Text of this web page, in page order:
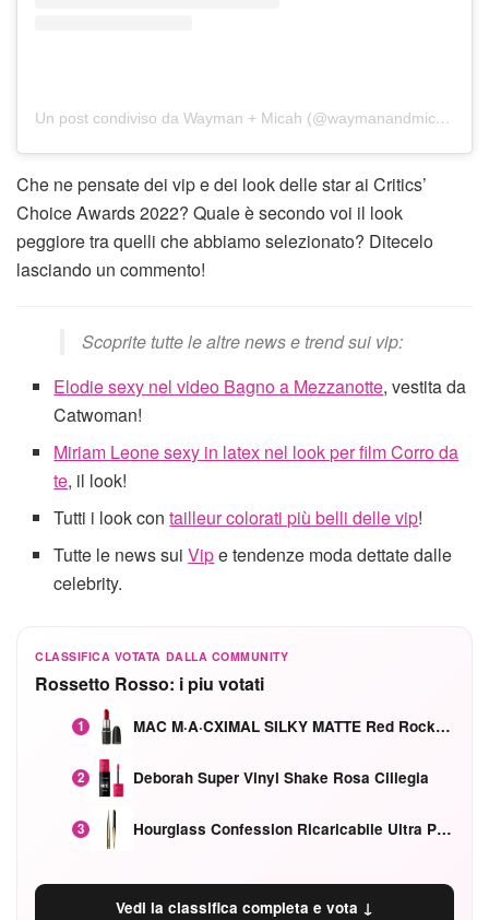
Un post condiviso da Wayman + Micah (@waymanandmicah)
Che ne pensate dei vip e dei look delle star ai Critics’
Choice Awards 2022? Quale è secondo voi il look
peggiore tra quelli che abbiamo selezionato? Ditecelo
lasciando un commento!
Scoprite tutte le altre news e trend sui vip:
Elodie sexy nel video Bagno a Mezzanotte, vestita da
Catwoman!
Miriam Leone sexy in latex nel look per film Corro da
te, il look!
Tutti i look contailleur colorati più belli delle vip!
Tutte le news suiVipe tendenze moda dettate dalle
celebrity.
CLASSIFICA VOTATA DALLA COMMUNITY
Rossetto Rosso: i piu votati
1 MAC M·A·CXIMAL SILKY MATTE Red Rock mat
2 Deborah Super Vinyl Shake Rosa Ciliegia
3 Hourglass Confession Ricaricabile Ultra Preciso Ad Alta Intensità Secretly Classic Red
Vedi la classifica completa e vota ↓